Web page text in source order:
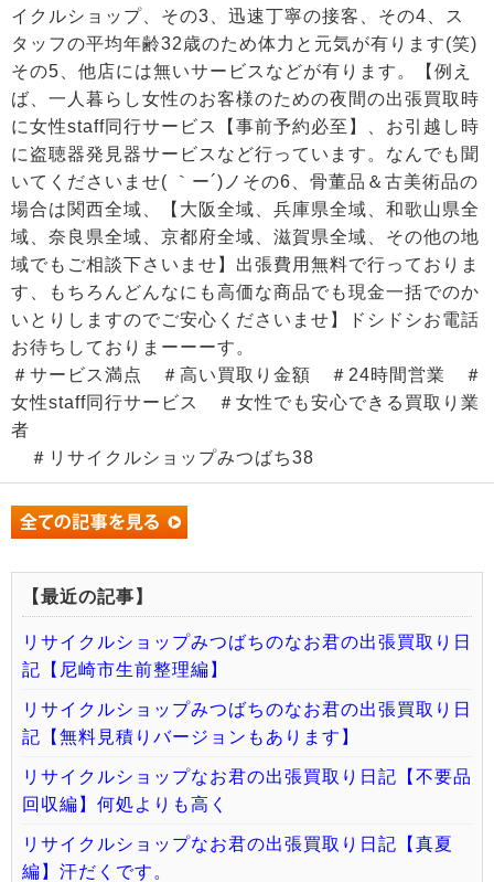
イクルショップ、その3、迅速丁寧の接客、その4、ス
タッフの平均年齢32歳のため体力と元気が有ります(笑)
その5、他店には無いサービスなどが有ります。【例え
ば、一人暮らし女性のお客様のための夜間の出張買取時
に女性staff同行サービス【事前予約必至】、お引越し時
に盗聴器発見器サービスなど行っています。なんでも聞
いてくださいませ( ｀ー´)ノその6、骨董品＆古美術品の
場合は関西全域、【大阪全域、兵庫県全域、和歌山県全
域、奈良県全域、京都府全域、滋賀県全域、その他の地
域でもご相談下さいませ】出張費用無料で行っておりま
す、もちろんどんなにも高価な商品でも現金一括でのか
いとりしますのでご安心くださいませ】ドシドシお電話
お待ちしておりまーーーす。
＃サービス満点 ＃高い買取り金額 ＃24時間営業 ＃
女性staff同行サービス ＃女性でも安心できる買取り業
者
＃リサイクルショップみつばち38
【最近の記事】
リサイクルショップみつばちのなお君の出張買取り日
記【尼崎市生前整理編】
リサイクルショップみつばちのなお君の出張買取り日
記【無料見積りバージョンもあります】
リサイクルショップなお君の出張買取り日記【不要品
回収編】何処よりも高く
リサイクルショップなお君の出張買取り日記【真夏
編】汗だくです。